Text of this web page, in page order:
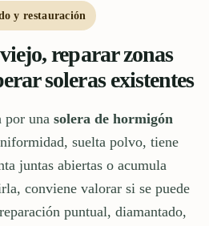
y restauración
reparar zonas
soleras existentes
por una solera de hormigón
suelta polvo, tiene
juntas abiertas o acumula
conviene valorar si se puede
puntual, diamantado,